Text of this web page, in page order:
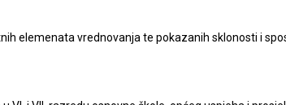
elemenata vrednovanja te pokazanih sklonosti i